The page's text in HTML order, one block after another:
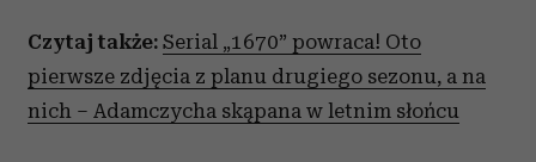
Czytaj także: Serial „1670” powraca! Oto
pierwsze zdjęcia z planu drugiego sezonu, a na
nich – Adamczycha skąpana w letnim słońcu